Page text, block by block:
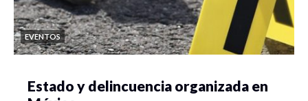
EVENTOS
Estado y delincuencia organizada en